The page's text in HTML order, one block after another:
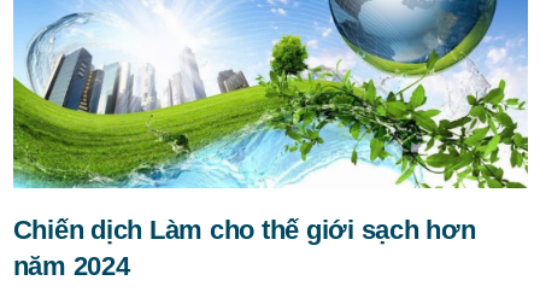
Chiến dịch Làm cho thế giới sạch hơn
năm 2024